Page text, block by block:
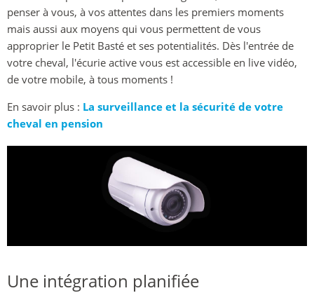
penser à vous, à vos attentes dans les premiers moments
mais aussi aux moyens qui vous permettent de vous
approprier le Petit Basté et ses potentialités. Dès l'entrée de
votre cheval, l'écurie active vous est accessible en live vidéo,
de votre mobile, à tous moments !
En savoir plus : La surveillance et la sécurité de votre
cheval en pension
Une intégration planifiée